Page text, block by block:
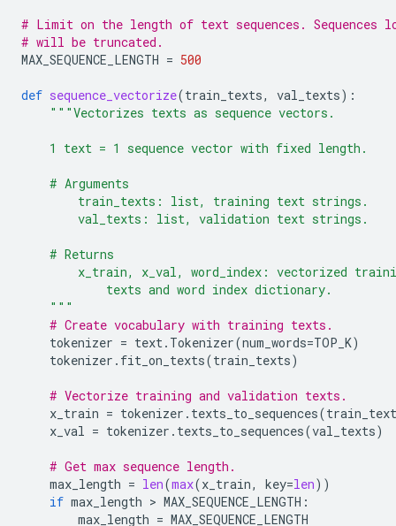
# Limit on the length of text sequences. Sequences
# will be truncated.
MAX_SEQUENCE_LENGTH = 500
def sequence_vectorize(train_texts, val_texts):
"""Vectorizes texts as sequence vectors.
    1 text = 1 sequence vector with fixed length.
    # Arguments
        train_texts: list, training text strings.
        val_texts: list, validation text strings.
    # Returns
x_train, x_val, word_index: vectorized
            texts and word index dictionary.
    """
# Create vocabulary with training texts.
tokenizer = text. Tokenizer(num_words=TOP_K)
tokenizer . fit_on_texts(train_texts)
# Vectorize training and validation texts.
x_train = tokenizer . texts_to_sequences(
x_val = tokenizer . texts_to_sequences(val_texts)
# Get max sequence length.
max_length = len(max(x_train, key=len))
if max_length > MAX_SEQUENCE_LENGTH :
max_length = MAX_SEQUENCE_LENGTH